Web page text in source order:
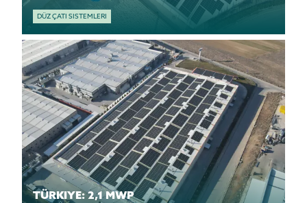
DÜZ ÇATI SISTEMLERI
TÜRKIYE: 2,1 MWP